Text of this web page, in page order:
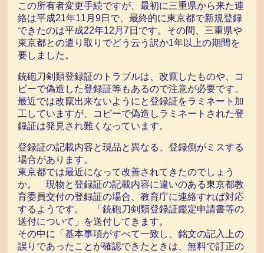
この所有者変更手続ですが、最初に三重県から来た連
絡は平成21年11月9日で、最終的に東京都で新規登録
できたのは平成22年12月7日です。その間、三重県や
東京都との遣り取りでどう云う訳か1年以上の期間を
要しました。
銃砲刀剣類登録証のトラブルは、改竄したものや、コ
ピーで偽造した登録証等もあるので注意が必要です。
最近では改竄出来ないようにと登録証をラミネート加
工していますが、コピーで偽造しラミネートされた登
録証は発見され難くなっています。
登録証の記載内容と現品と異なる、登録側がミスする
場合があります。
東京都では最近になって改善されてきたのでしょう
か。 現物と登録証の記載内容に違いのある東京都教
育委員交付の登録証の場合、教育庁に連絡すれば対応
するようです。 「銃砲刀剣類登録証鑑定申請書等の
送付について」を送付してきます。
その中に「基本事項がすべて一致し、銘文の記入上の
誤りであったことが確認できたときは、無料で訂正の